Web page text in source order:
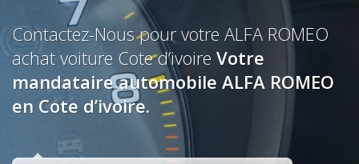
Contactez-Nous pour votre ALFA ROMEO
achat voiture Cote d’ivoire Votre
mandataire automobile ALFA ROMEO
en Cote d’ivoire.